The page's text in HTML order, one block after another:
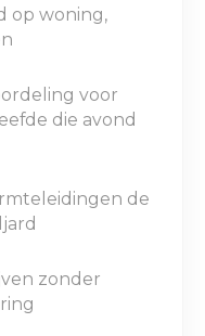
op woning,
voor
die avond
de
zonder